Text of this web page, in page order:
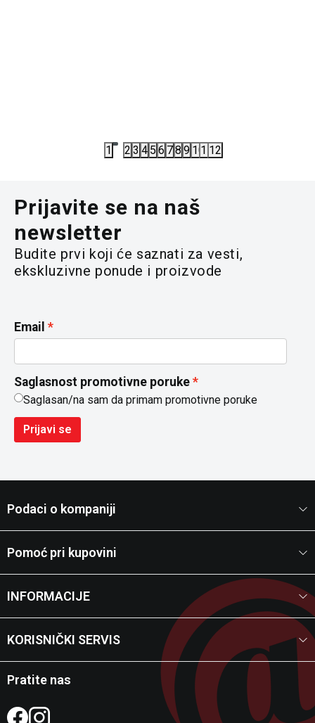
1 2 3 4 5 6 78 9 101112
Prijavite se na naš
newsletter
Budite prvi koji će saznati za vesti,
ekskluzivne ponude i proizvode
Email
Saglasnost promotivne poruke
Saglasan/na sam da primam promotivne poruke
Prijavi se
Podaci o kompaniji
Pomoć pri kupovini
INFORMACIJE
KORISNIČKI SERVIS
Pratite nas